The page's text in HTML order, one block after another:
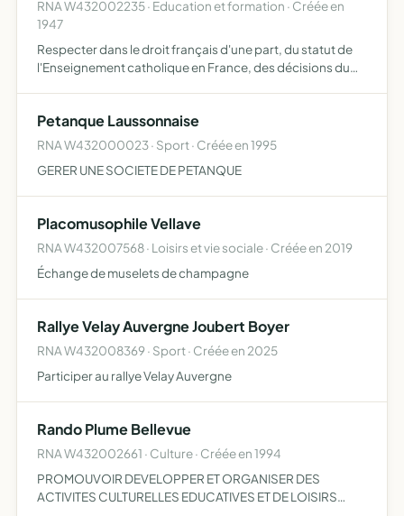
RNA W432002235 · Education et formation · Créée en
1947
Respecter dans le droit français d'une part, du statut de
l'Enseignement catholique en France, des décisions du
juridiq…
Petanque Laussonnaise
RNA W432000023 · Sport · Créée en 1995
GERER UNE SOCIETE DE PETANQUE
Placomusophile Vellave
RNA W432007568 · Loisirs et vie sociale · Créée en 2019
Échange de muselets de champagne
Rallye Velay Auvergne Joubert Boyer
RNA W432008369 · Sport · Créée en 2025
Participer au rallye Velay Auvergne
Rando Plume Bellevue
RNA W432002661 · Culture · Créée en 1994
PROMOUVOIR DEVELOPPER ET ORGANISER DES
ACTIVITES CULTURELLES EDUCATIVES ET DE LOISIRS